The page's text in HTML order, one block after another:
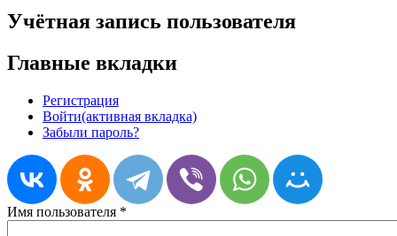
Учётная запись пользователя
Главные вкладки
Регистрация
Войти(активная вкладка)
Забыли пароль?
Имя пользователя *